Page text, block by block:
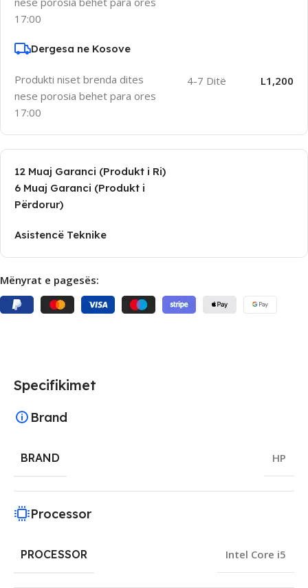
17:00
Dergesa ne Kosove
Produkti niset brenda dites
nese porosia behet para ores
17:00
4-7 Ditë L1,200
12 Muaj Garanci (Produkt i Ri)
6 Muaj Garanci (Produkt i
Përdorur)
Asistencë Teknike
Mënyrat e pagesës:
Specifikimet
Brand
BRAND HP
Processor
PROCESSOR Intel Core i5